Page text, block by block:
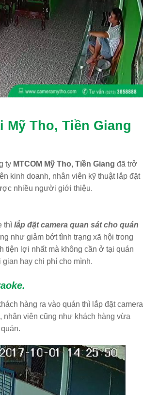
Mỹ Tho, Tiền Giang
ty MTCOM Mỹ Tho, Tiền Giang đã trở
kinh doanh, nhân viên kỹ thuật lắp đặt
nhiều người giới thiệu.
thì lắp đặt camera quan sát cho quán
như giảm bớt tình trạng xã hội trong
tiện lợi nhất mà không cần ở tại quán
hay chi phí cho mình.
hàng ra vào quán thì lắp đặt camera
nhân viên cũng như khách hàng vừa